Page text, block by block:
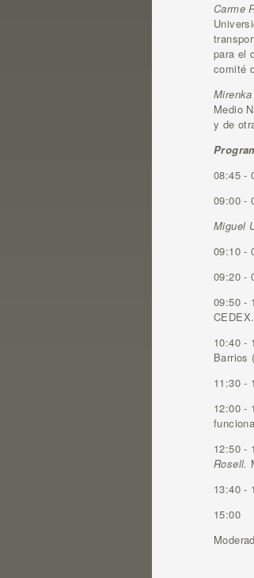
Carme
para el
comité
Medio
y de
08:45 -
09:00 -
Miguel
09:10 -
09:20 -
09:50 -
CEDEX.
10:40 -
Barrios
11:30 -
12:00 -
12:50 -
Rosell.
13:40 -